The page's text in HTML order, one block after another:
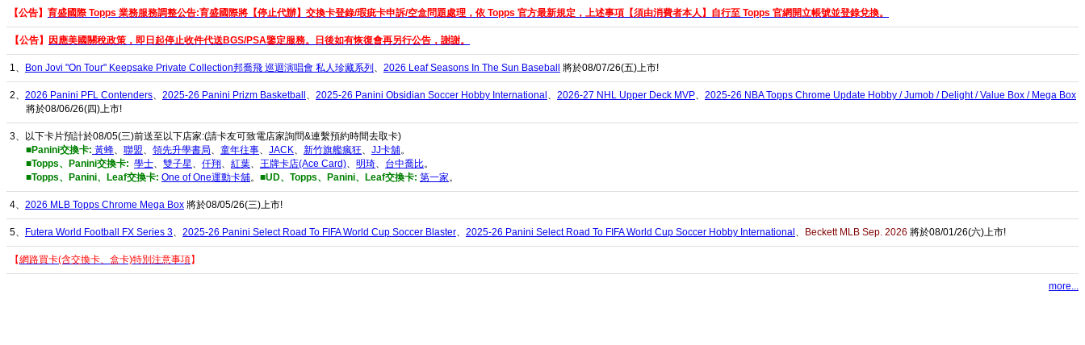
【公告】 育盛國際 Topps 業務服務調整公告:育盛國際將【停止代辦】交換卡登錄/瑕疵卡申訴/空盒問題處理，依 Topps 官方最新規定，上述事項【須由消費者本人】自行至 Topps 官網開立帳號並登錄兌換。
【公告】 因應美國關稅政策，即日起停止收件代送BGS/PSA鑒定服務。日後如有恢復會再另行公告，謝謝。
1、 Bon Jovi "On Tour" Keepsake Private Collection邦喬飛 巡迴演唱會 私人珍藏系列 、 2026 Leaf Seasons In The Sun Baseball 將於08/07/26(五)上市!
2、 2026 Panini PFL Contenders、 2025-26 Panini Prizm Basketball 、 2025-26 Panini Obsidian Soccer Hobby International 、 2026-27 NHL Upper Deck MVP、 2025-26 NBA Topps Chrome Update Hobby / Jumob / Delight / Value Box / Mega Box
將於08/06/26(四)上市!
3、以下卡片預計於08/05(三)前送至以下店家:(請卡友可致電店家詢問&連繫預約時間去取卡)
■Panini交換卡: 黃蜂、 聯盟、 領先升學書局、 童年往事、 JACK、 新竹旗艦瘋狂、 JJ卡舖。
■Topps、Panini交換卡: 學士、 雙子星、 仟翔、 紅葉、 王牌卡店(Ace Card)、 明琦、 台中喬比。
■Topps、Panini、Leaf交換卡: One of One運動卡舖。 ■UD、Topps、Panini、Leaf交換卡: 第一家。
4、 2026 MLB Topps Chrome Mega Box 將於08/05/26(三)上市!
5、 Futera World Football FX Series 3、 2025-26 Panini Select Road To FIFA World Cup Soccer Blaster、 2025-26 Panini Select Road To FIFA World Cup Soccer Hobby International 、 Beckett MLB Sep. 2026 將於08/01/26(六)上市!
【網路買卡(含交換卡、盒卡)特別注意事項】
more...